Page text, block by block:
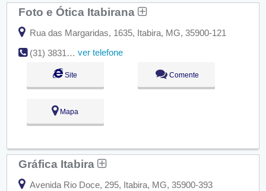
Foto e Ótica Itabirana
Rua das Margaridas, 1635, Itabira, MG, 35900-121
(31) 3831-3022
ver telefone
Site Comente
Mapa
Gráfica Itabira
Avenida Rio Doce, 295, Itabira, MG, 35900-393